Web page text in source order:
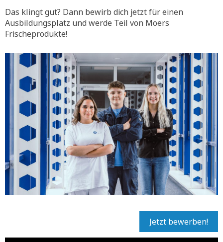
Das klingt gut? Dann bewirb dich jetzt für einen
Ausbildungsplatz und werde Teil von Moers
Frischeprodukte!
Jetzt bewerben!